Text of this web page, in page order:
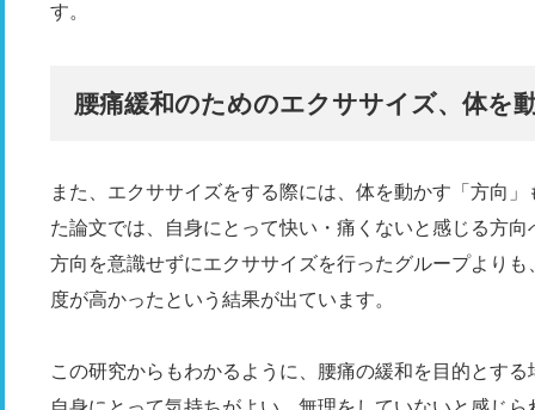
す。
腰痛緩和のためのエクササイズ、体を
また、エクササイズをする際には、体を動かす「方向
た論文では、自身にとって快い・痛くないと感じる方
方向を意識せずにエクササイズを行ったグループより
度が高かったという結果が出ています。
この研究からもわかるように、腰痛の緩和を目的とす